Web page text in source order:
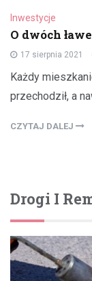
Inwestycje
O dwóch
17 sierpnia 2021
Każdy
przechodził, a
CZYTAJ DALEJ
Drogi I